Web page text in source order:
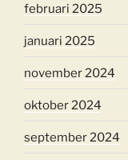
februari 2025
januari 2025
november 2024
oktober 2024
september 2024